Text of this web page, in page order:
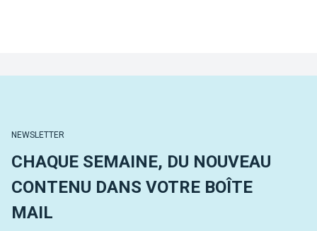
NEWSLETTER
CHAQUE SEMAINE, DU NOUVEAU
CONTENU DANS VOTRE BOÎTE
MAIL